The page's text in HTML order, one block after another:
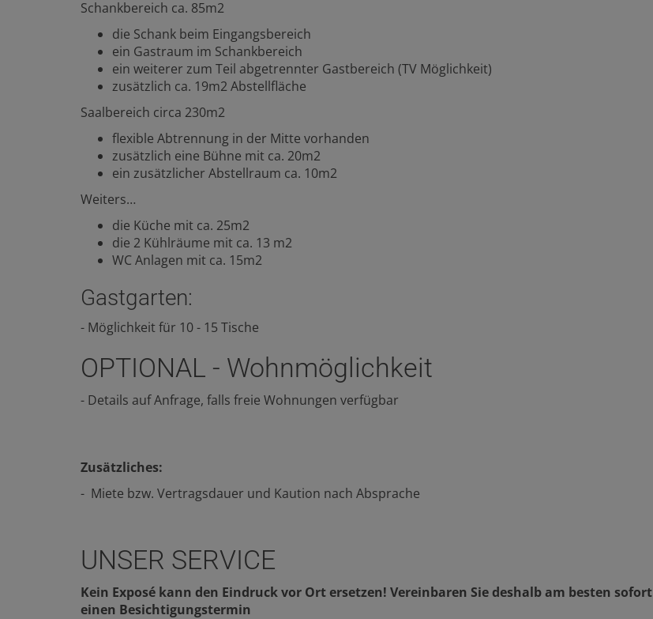
Schankbereich ca. 85m2
die Schank beim Eingangsbereich
ein Gastraum im Schankbereich
ein weiterer zum Teil abgetrennter Gastbereich (TV Möglichkeit)
zusätzlich ca. 19m2 Abstellfläche
Saalbereich circa 230m2
flexible Abtrennung in der Mitte vorhanden
zusätzlich eine Bühne mit ca. 20m2
ein zusätzlicher Abstellraum ca. 10m2
Weiters…
die Küche mit ca. 25m2
die 2 Kühlräume mit ca. 13 m2
WC Anlagen mit ca. 15m2
Gastgarten:
- Möglichkeit für 10 - 15 Tische
OPTIONAL - Wohnmöglichkeit
- Details auf Anfrage, falls freie Wohnungen verfügbar
Zusätzliches:
- Miete bzw. Vertragsdauer und Kaution nach Absprache
UNSER SERVICE
Kein Exposé kann den Eindruck vor Ort ersetzen! Vereinbaren Sie deshalb am besten sofort
einen Besichtigungstermin